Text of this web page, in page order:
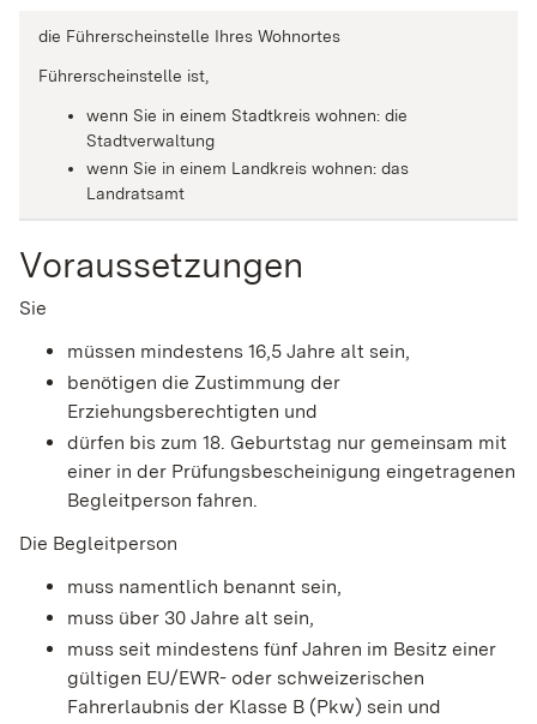
die Führerscheinstelle Ihres Wohnortes
Führerscheinstelle ist,
wenn Sie in einem Stadtkreis wohnen: die
Stadtverwaltung
wenn Sie in einem Landkreis wohnen: das
Landratsamt
Voraussetzungen
Sie
müssen mindestens 16,5 Jahre alt sein,
benötigen die Zustimmung der
Erziehungsberechtigten und
dürfen bis zum 18. Geburtstag nur gemeinsam mit
einer in der Prüfungsbescheinigung eingetragenen
Begleitperson fahren.
Die Begleitperson
muss namentlich benannt sein,
muss über 30 Jahre alt sein,
muss seit mindestens fünf Jahren im Besitz einer
gültigen EU/EWR- oder schweizerischen
Fahrerlaubnis der Klasse B (Pkw) sein und